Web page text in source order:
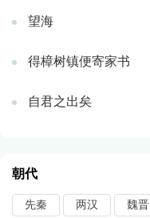
望海
得樟树镇便寄家书
自君之出矣
朝代
先秦 两汉 魏晋